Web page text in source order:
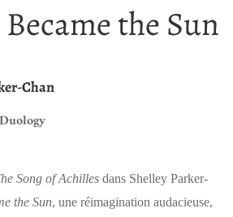
the Sun
Chan
Song of Achilles dans Shelley Parker-
the Sun, une réimagination audacieuse,